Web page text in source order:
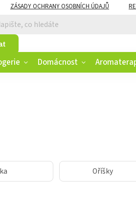
ZÁSADY OCHRANY OSOBNÍCH ÚDAJŮ
Domácnost
Oříšky